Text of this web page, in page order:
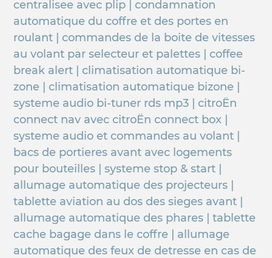
centralisee avec plip | condamnation
automatique du coffre et des portes en
roulant | commandes de la boite de vitesses
au volant par selecteur et palettes | coffee
break alert | climatisation automatique bi-
zone | climatisation automatique bizone |
systeme audio bi-tuner rds mp3 | citroËn
connect nav avec citroËn connect box |
systeme audio et commandes au volant |
bacs de portieres avant avec logements
pour bouteilles | systeme stop & start |
allumage automatique des projecteurs |
tablette aviation au dos des sieges avant |
allumage automatique des phares | tablette
cache bagage dans le coffre | allumage
automatique des feux de detresse en cas de